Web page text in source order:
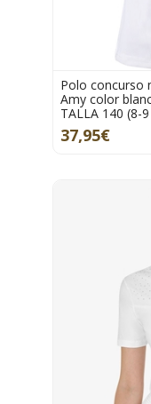
Polo concurso
Amy color
TALLA 140 (8-
37,95€